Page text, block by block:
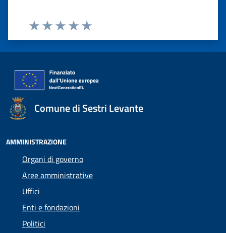
Valuta 5 stelle su 5
Valuta 4 stelle su 5
Valuta 3 stelle su 5
Valuta 2 stelle su 5
Valuta 1 stelle su 5
Comune di Sestri Levante
AMMINISTRAZIONE
Organi di governo
Aree amministrative
Uffici
Enti e fondazioni
Politici